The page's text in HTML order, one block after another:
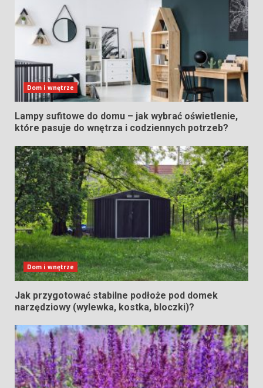
Dom i wnętrze
Lampy sufitowe do domu – jak wybrać oświetlenie,
które pasuje do wnętrza i codziennych potrzeb?
Dom i wnętrze
Jak przygotować stabilne podłoże pod domek
narzędziowy (wylewka, kostka, bloczki)?